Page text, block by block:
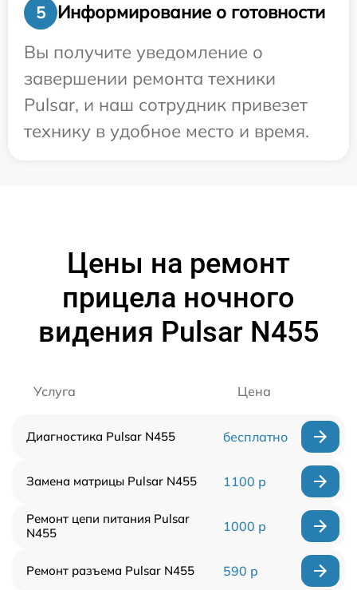
5
Информирование о готовности
Вы получите уведомление о
завершении ремонта техники
Pulsar, и наш сотрудник привезет
технику в удобное место и время.
Цены на ремонт
прицела ночного
видения Pulsar N455
Услуга Цена
Диагностика Pulsar N455 бесплатно
Замена матрицы Pulsar N455 1100 р
Ремонт цепи питания Pulsar
N455
1000 р
Ремонт разъема Pulsar N455 590 р